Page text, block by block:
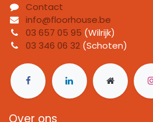
Contact
info@floorhouse.be
03 657 05 95 (Wilrijk)
03 346 06 32 (Schoten)
Over ons